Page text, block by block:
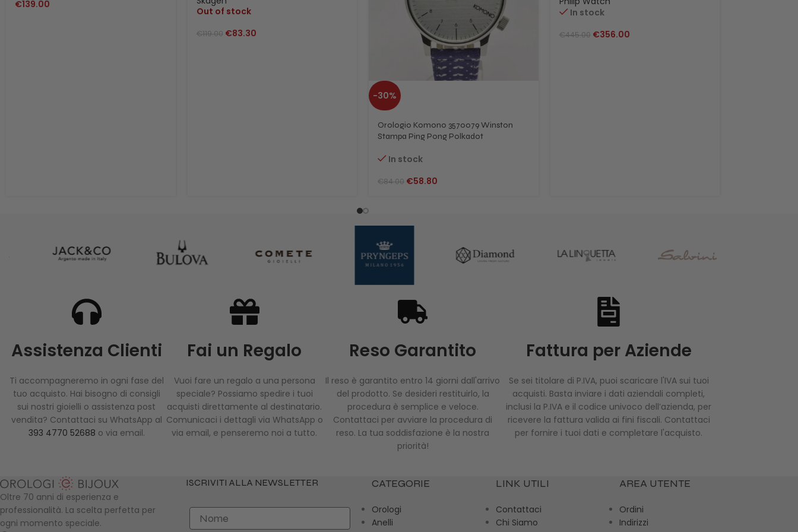
€139.00
Out of stock
€119.00 €83.30
-30%
Orologio Komono 3570079 Winston
Stampa Ping Pong Polkadot
In stock
€84.00 €58.80
In stock
€445.00 €356.00
Assistenza Clienti
Ti accompagneremo in ogni fase del
tuo acquisto. Hai bisogno di consigli
sui nostri gioielli o assistenza post
vendita? Contattaci su WhatsApp al
393 4770 52688 o via email.
Fai un Regalo
Vuoi fare un regalo a una persona
speciale? Possiamo spedire i tuoi
acquisti direttamente al destinatario.
Comunicaci i dettagli via WhatsApp o
via email, e penseremo noi a tutto.
Reso Garantito
Il reso è garantito entro 14 giorni dall'arrivo
del prodotto. Se desideri restituirlo, la
procedura è semplice e veloce.
Contattaci per avviare la procedura di
reso. La tua soddisfazione è la nostra
priorità!
Fattura per Aziende
Se sei titolare di P.IVA, puoi scaricare l'IVA sui tuoi
acquisti. Basta inviare i dati aziendali completi,
inclusi la P.IVA e il codice univoco dell’azienda, per
ricevere la fattura valida ai fini fiscali. Contattaci
per fornire i tuoi dati e completare l'acquisto.
Oltre 70 anni di esperienza e
professionalità. La scelta perfetta per
ogni momento speciale.
ISCRIVITI ALLA NEWSLETTER
Nome
CATEGORIE
Orologi
Anelli
LINK UTILI
Contattaci
Chi Siamo
AREA UTENTE
Ordini
Indirizzi